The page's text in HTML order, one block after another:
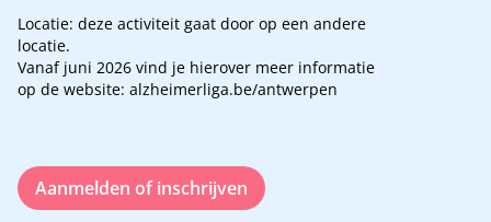
Locatie: deze activiteit gaat door op een andere
locatie.
Vanaf juni 2026 vind je hierover meer informatie
op de website: alzheimerliga.be/antwerpen
Aanmelden of inschrijven